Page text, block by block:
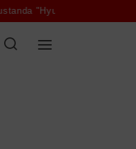
"Hyundai" dirəyə çırpıldı,
Müsahibə